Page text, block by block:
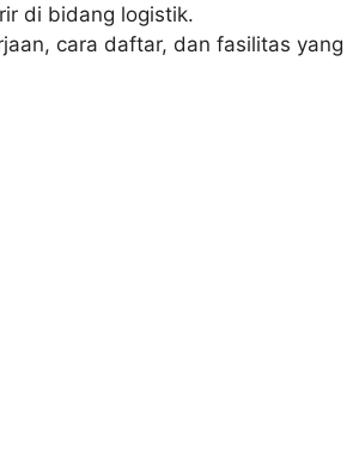
di bidang logistik.
cara daftar, dan fasilitas yang